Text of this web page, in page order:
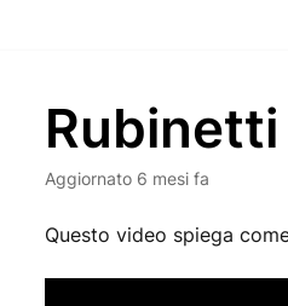
Rubinetti
Aggiornato 6 mesi fa
Questo video spiega